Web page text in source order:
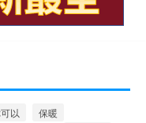
以 保暖